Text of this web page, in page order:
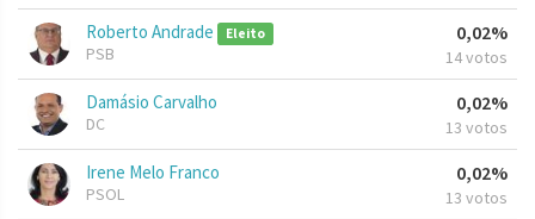
Roberto Andrade Eleito
PSB
0,02%
14 votos
Damásio Carvalho
DC
0,02%
13 votos
Irene Melo Franco
PSOL
0,02%
13 votos